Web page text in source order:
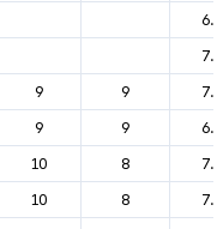
6.6
7.0
9 9
7.0
9 9
6.8
10 8
7.0
10 8
7.2